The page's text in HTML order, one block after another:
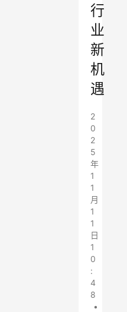
行
业
新
机
遇
2
0
2
5
年
1
1
月
1
1
日
1
0
:
4
8
•